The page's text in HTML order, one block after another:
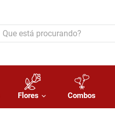
Flores Combos